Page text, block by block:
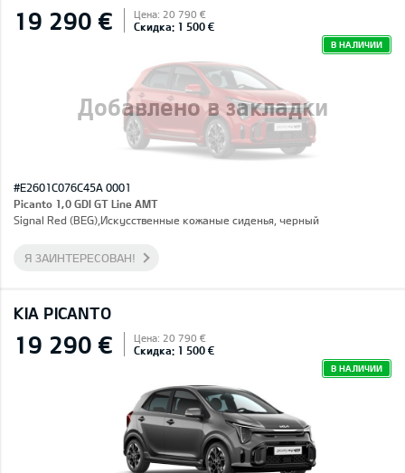
Добавлено в закладки
19 290 € Цена: 20 790 €
Скидка: 1 500 €
В НАЛИЧИИ
#E2601C076C45A 0001
Picanto 1,0 GDI GT Line AMT
Signal Red (BEG),Искусственные кожаные сиденья, черный
Я ЗАИНТЕРЕСОВАН!
KIA PICANTO
19 290 € Цена: 20 790 €
Скидка: 1 500 €
В НАЛИЧИИ